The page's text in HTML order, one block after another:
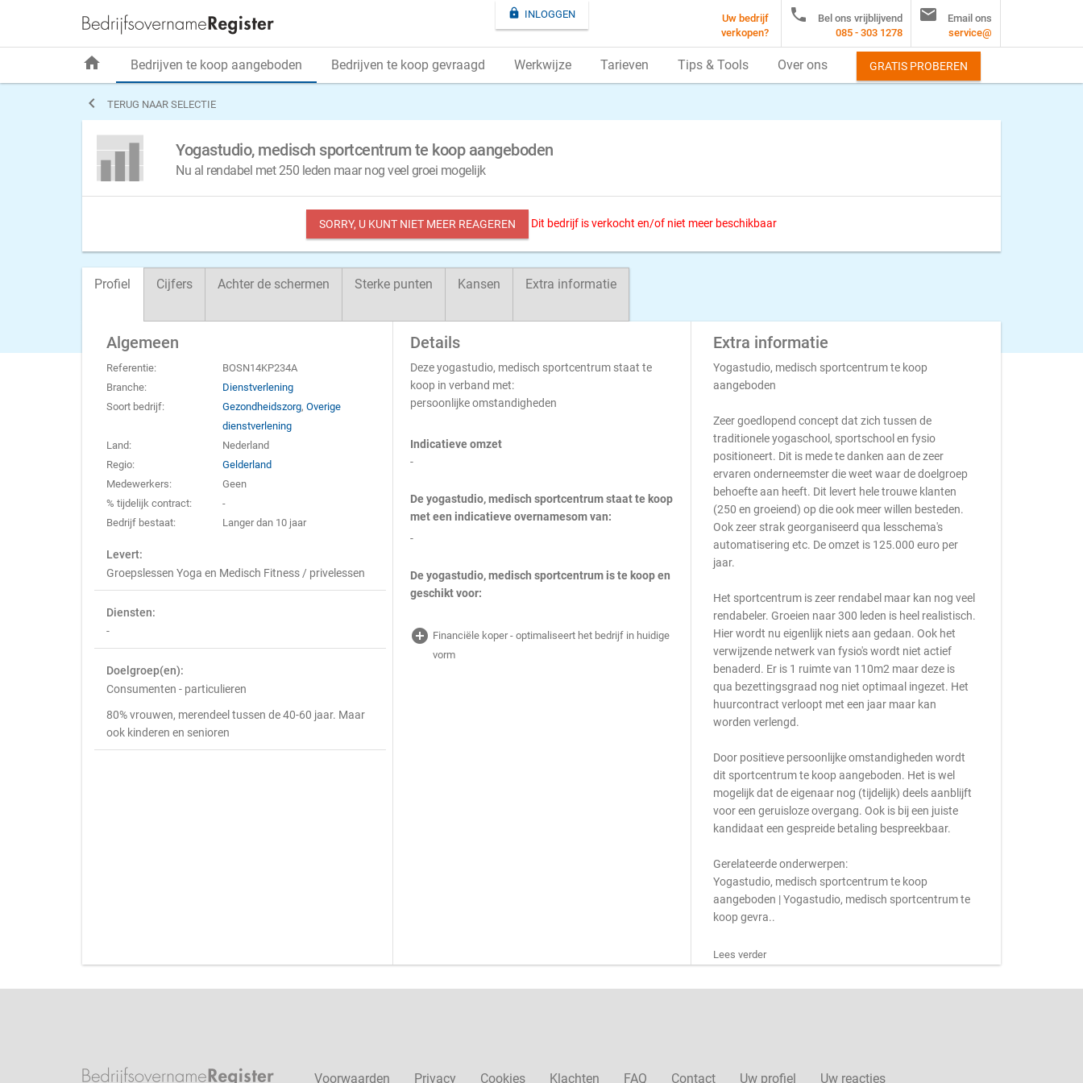
 TERUG NAAR SELECTIE
Yogastudio, medisch sportcentrum te koop aangeboden
Nu al rendabel met 250 leden maar nog veel groei mogelijk
SORRY, U KUNT NIET MEER REAGEREN Dit bedrijf is verkocht en/of niet meer beschikbaar
Profiel Cijfers Achter de schermen Sterke punten Kansen Extra informatie
Algemeen
Referentie:
BOSN14KP234A
Branche:
Dienstverlening
Soort bedrijf:
Gezondheidszorg,Overige
dienstverlening
Land:
Nederland
Regio:
Gelderland
Medewerkers:
Geen
% tijdelijk contract:
-
Bedrijf bestaat:
Langer dan 10 jaar
Levert:
Groepslessen Yoga en Medisch Fitness / privelessen
Diensten:
-
Doelgroep(en):
Consumenten - particulieren
80% vrouwen, merendeel tussen de 40-60 jaar. Maar
ook kinderen en senioren
Details
Deze yogastudio, medisch sportcentrum staat te
koop in verband met:
persoonlijke omstandigheden
Indicatieve omzet
-
De yogastudio, medisch sportcentrum staat te koop
met een indicatieve overnamesom van:
-
De yogastudio, medisch sportcentrum is te koop en
geschikt voor:
add_circle Financiële koper - optimaliseert het bedrijf in huidige
vorm
Extra informatie
Yogastudio, medisch sportcentrum te koop
aangeboden
Zeer goedlopend concept dat zich tussen de
traditionele yogaschool, sportschool en fysio
positioneert. Dit is mede te danken aan de zeer
ervaren onderneemster die weet waar de doelgroep
behoefte aan heeft. Dit levert hele trouwe klanten
(250 en groeiend) op die ook meer willen besteden.
Ook zeer strak georganiseerd qua lesschema's
automatisering etc. De omzet is 125.000 euro per
jaar.
Het sportcentrum is zeer rendabel maar kan nog veel
rendabeler. Groeien naar 300 leden is heel realistisch.
Hier wordt nu eigenlijk niets aan gedaan. Ook het
verwijzende netwerk van fysio's wordt niet actief
benaderd. Er is 1 ruimte van 110m2 maar deze is
qua bezettingsgraad nog niet optimaal ingezet. Het
huurcontract verloopt met een jaar maar kan
worden verlengd.
Door positieve persoonlijke omstandigheden wordt
dit sportcentrum te koop aangeboden. Het is wel
mogelijk dat de eigenaar nog (tijdelijk) deels aanblijft
voor een geruisloze overgang. Ook is bij een juiste
kandidaat een gespreide betaling bespreekbaar.
Gerelateerde onderwerpen:
Yogastudio, medisch sportcentrum te koop
aangeboden | Yogastudio, medisch sportcentrum te
koop gevra..
Lees verder
 INLOGGEN
Uw bedrijf
verkopen?

Bel ons vrijblijvend
085 - 303 1278

Email ons
service@
home Bedrijven te koop aangeboden Bedrijven te koop gevraagd Werkwijze Tarieven Tips & Tools Over ons GRATIS PROBEREN
Voorwaarden Privacy Cookies Klachten FAQ Contact Uw profiel Uw reacties